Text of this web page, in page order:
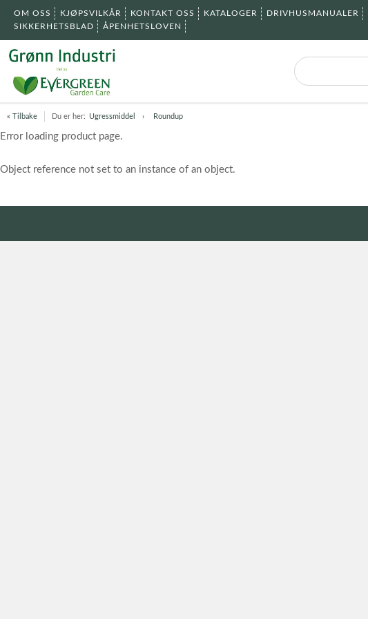
OM OSS KJØPSVILKÅR KONTAKT OSS KATALOGER DRIVHUSMANUALER
SIKKERHETSBLAD
ÅPENHETSLOVEN
« Tilbake Du er her: Ugressmiddel Roundup
Error loading product page.
Object reference not set to an instance of an object.